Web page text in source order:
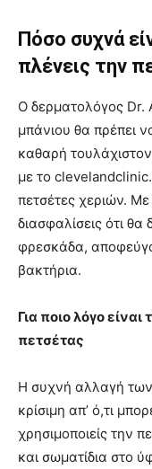
Πόσο συχνά
πλένεις την
Ο δερματολόγος Dr.
μπάνιου θα πρέπει
καθαρή
με το
πετσέτες χεριών.
διασφαλίσεις ότι θα
φρεσκάδα,
βακτήρια.
Για ποιο λόγο
πετσέτας
Η συχνή αλλαγή των
κρίσιμη απ’ ό,τι
χρησιμοποιείς την
και σωματίδια στο